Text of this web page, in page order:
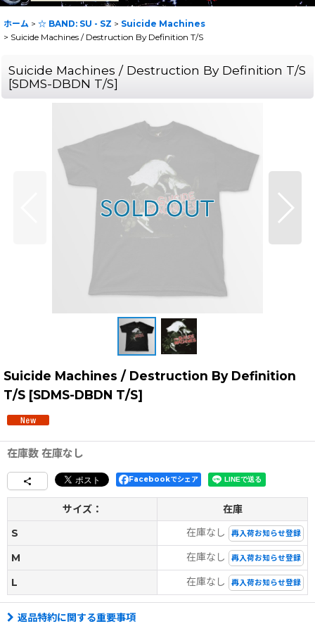
ホーム > ☆ BAND: SU - SZ > Suicide Machines
> Suicide Machines / Destruction By Definition T/S
Suicide Machines / Destruction By Definition T/S
[SDMS-DBDN T/S]
Suicide Machines / Destruction By Definition
T/S [SDMS-DBDN T/S]
在庫数 在庫なし
Facebookでシェア
サイズ：
在庫
S
在庫なし 再入荷お知らせ登録
M 在庫なし 再入荷お知らせ登録
L 在庫なし 再入荷お知らせ登録
返品特約に関する重要事項